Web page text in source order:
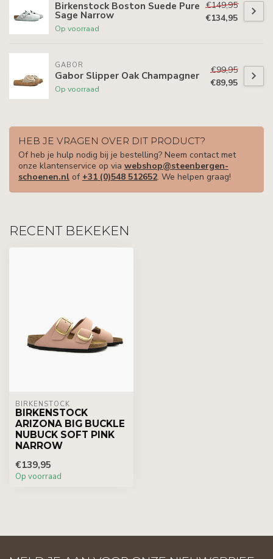
Birkenstock Boston Suede Pure
Sage Narrow
Op voorraad
€149,95
€134,95
GABOR
Gabor Slipper Oak Champagner
Op voorraad
€99,95
€89,95
HEB JE VRAGEN OVER DIT PRODUCT?
Of heb je hulp nodig bij je bestelling? Neem contact met
onze klantenservice op via webshop@steenbergen-
schoenen.nl of +31 (0)548 512652. We helpen graag!
RECENT BEKEKEN
BIRKENSTOCK
BIRKENSTOCK
ARIZONA BIG BUCKLE
NUBUCK SOFT PINK
NARROW
€139,95
Op voorraad